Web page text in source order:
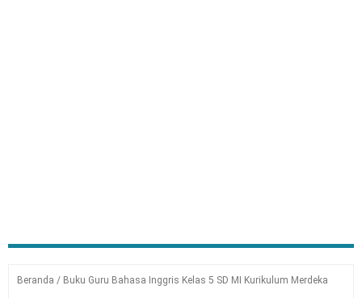
Beranda / Buku Guru Bahasa Inggris Kelas 5 SD MI Kurikulum Merdeka